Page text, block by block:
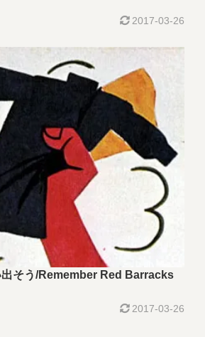
2017-03-26
そう/Remember Red Barracks
2017-03-26